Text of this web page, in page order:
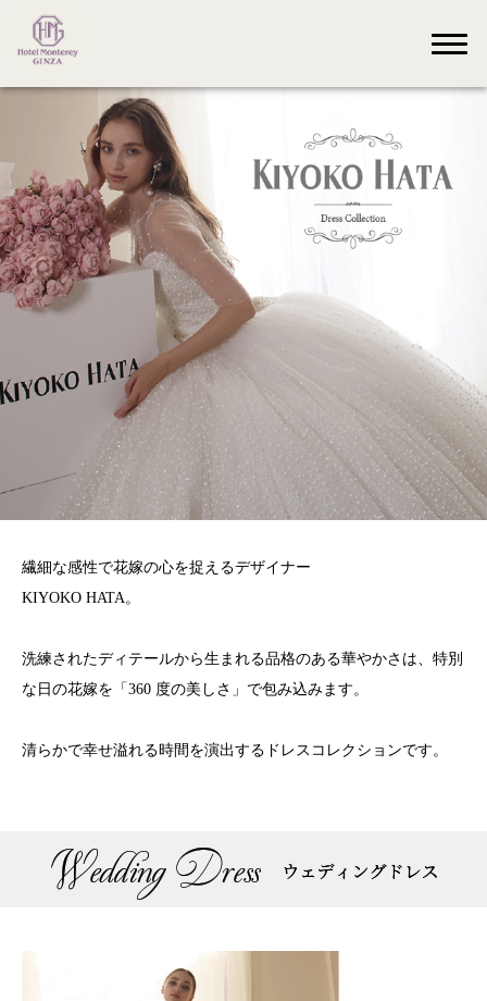
繊細な感性で花嫁の心を捉えるデザイナー
KIYOKO HATA。
洗練されたディテールから生まれる品格のある華やかさは、 特別
な日の花嫁を「360 度の美しさ」で包み込みます。
清らかで幸せ溢れる時間を演出するドレスコレクションです。